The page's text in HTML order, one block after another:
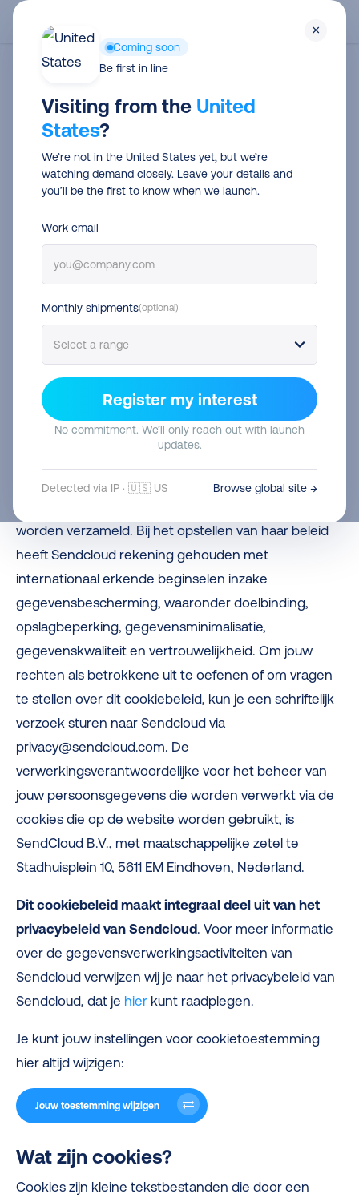
Skip
SendCloud B.V.(“ Sendcloud”) heeft dit cookiebeleid
opgesteld om uit te leggen hoe het bedrijf omgaat
verzameld van bezoekers van haar website (d.w.z.
de apparaten van bezoekers wanneer zij surfen op of
interactie hebben met www.sendcloud.com. Het doel
van dit cookiebeleid is om duidelijkheid te verschaffen
beheert en om bezoekers te informeren over hun
rechten met betrekking tot deze informatie.
wettige, eerlijke en transparante praktijken bij de
worden verzameld. Bij het opstellen van haar beleid
heeft Sendcloud rekening gehouden met
internationaal erkende beginselen inzake
gegevensbescherming, waaronder doelbinding,
opslagbeperking, gegevensminimalisatie,
gegevenskwaliteit en vertrouwelijkheid. Om jouw
rechten als betrokkene uit te oefenen of om vragen
te stellen over dit cookiebeleid, kun je een schriftelijk
verzoek sturen naar Sendcloud via
privacy@sendcloud.com. De
verwerkingsverantwoordelijke voor het beheer van
jouw persoonsgegevens die worden verwerkt via de
cookies die op de website worden gebruikt, is
SendCloud B.V., met maatschappelijke zetel te
Stadhuisplein 10, 5611 EM Eindhoven, Nederland.
Dit cookiebeleid maakt integraal deel uit van het
privacybeleid van Sendcloud. Voor meer informatie
over de gegevensverwerkingsactiviteiten van
Sendcloud verwijzen wij je naar het privacybeleid van
Sendcloud, dat je hier kunt raadplegen.
Je kunt jouw instellingen voor cookietoestemming
hier altijd wijzigen:
Jouw toestemming wijzigen
Wat zijn cookies?
Cookies zijn kleine tekstbestanden die door een
×
Coming soon
Be first in line
Visiting from the United
States?
We’re not in the United States yet, but we’re
watching demand closely. Leave your details and
you’ll be the first to know when we launch.
Work email
Monthly shipments(optional)
Register my interest
No commitment. We’ll only reach out with launch
updates.
Detected via IP · 🇺🇸 US Browse global site →